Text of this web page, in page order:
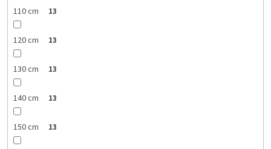
110 cm 13
120 cm 13
130 cm 13
140 cm 13
150 cm 13